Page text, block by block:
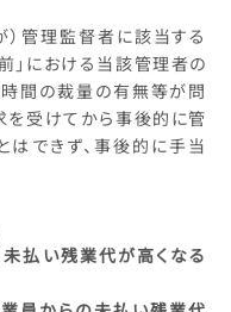
管理監督者に該当する
」における当該管理者の
間の裁量の有無等が問
を受けてから事後的に管
できず、事後的に手当
払い残業代が高くなる